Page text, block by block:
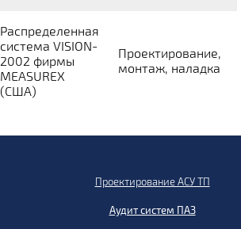
Распределенная
система VISION-
2002 фирмы
MEASUREX
(США)
Проектирование,
монтаж, наладка
Проектирование АСУ ТП
Аудит систем ПАЗ